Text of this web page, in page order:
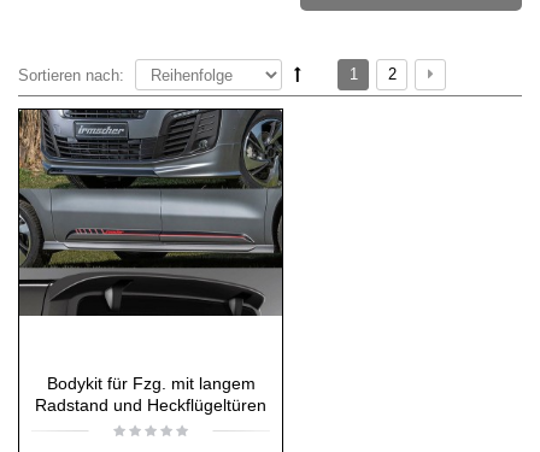
Sortieren nach: 1 2
Bodykit für Fzg. mit langem
Radstand und Heckflügeltüren